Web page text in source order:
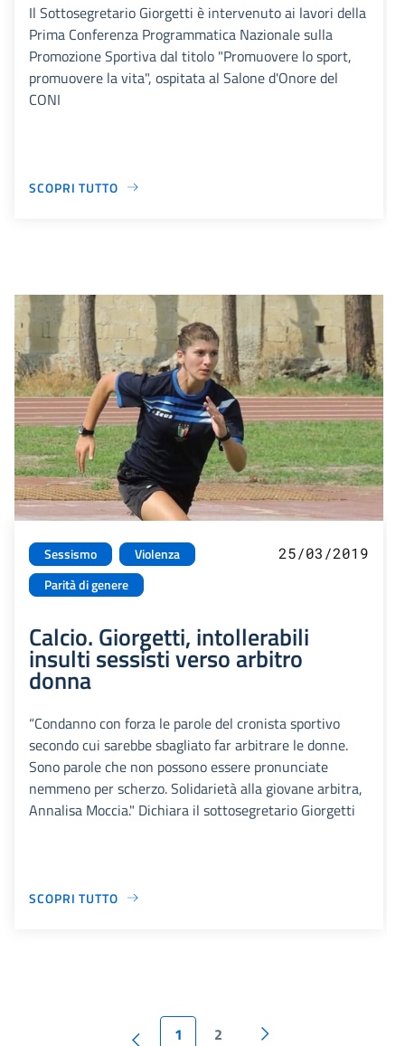
Il Sottosegretario Giorgetti è intervenuto ai lavori della
Prima Conferenza Programmatica Nazionale sulla
Promozione Sportiva dal titolo "Promuovere lo sport,
promuovere la vita", ospitata al Salone d'Onore del
CONI
SCOPRI TUTTO
Sessismo
Violenza
Parità di genere
25/03/2019
Calcio. Giorgetti, intollerabili
insulti sessisti verso arbitro
donna
“Condanno con forza le parole del cronista sportivo
secondo cui sarebbe sbagliato far arbitrare le donne.
Sono parole che non possono essere pronunciate
nemmeno per scherzo. Solidarietà alla giovane arbitra,
Annalisa Moccia." Dichiara il sottosegretario Giorgetti
SCOPRI TUTTO
1 2